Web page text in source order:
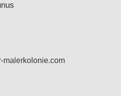
malerkolonie.com